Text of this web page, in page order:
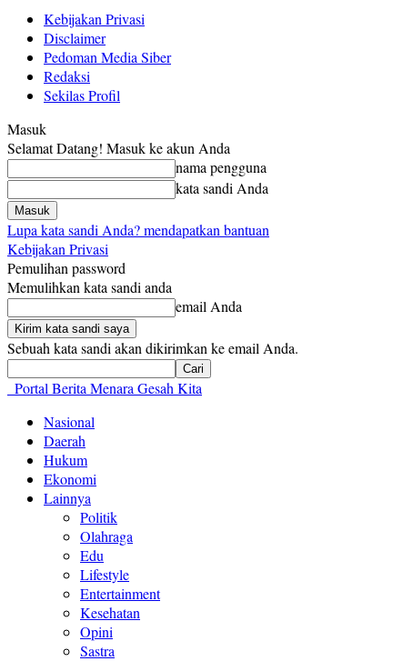
Kebijakan Privasi
Disclaimer
Pedoman Media Siber
Redaksi
Sekilas Profil
Masuk
Selamat Datang! Masuk ke akun Anda
nama pengguna
kata sandi Anda
Lupa kata sandi Anda? mendapatkan bantuan
Kebijakan Privasi
Pemulihan password
Memulihkan kata sandi anda
email Anda
Sebuah kata sandi akan dikirimkan ke email Anda.
Portal Berita Menara Gesah Kita
Nasional
Daerah
Hukum
Ekonomi
Lainnya
Politik
Olahraga
Edu
Lifestyle
Entertainment
Kesehatan
Opini
Sastra